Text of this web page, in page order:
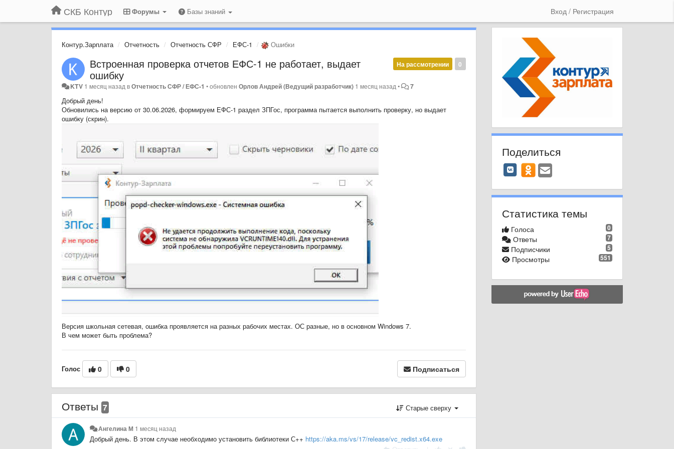
СКБ Контур Форумы Базы знаний Вход / Регистрация
Контур.Зарплата Отчетность Отчетность СФР ЕФС-1 Ошибки
0
На рассмотрении
Встроенная проверка отчетов ЕФС-1 не работает, выдает
ошибку
KTV 1 месяц назад вОтчетность СФР / ЕФС-1 •обновленОрлов Андрей (Ведущий разработчик) 1 месяц назад • 7
Добрый день!
Обновились на версию от 30.06.2026, формируем ЕФС-1 раздел ЗПГос, программа пытается выполнить проверку, но выдает
ошибку (скрин).
Версия школьная сетевая, ошибка проявляется на разных рабочих местах. ОС разные, но в основном Windows 7.
В чем может быть проблема?
Голос 0 0 Подписаться
Ответы 7 Старые сверху
Ангелина М 1 месяц назад
Добрый день. В этом случае необходимо установить библиотеки С++ https://aka.ms/vs/17/release/vc_redist.x64.exe
Поделиться
Статистика темы
0
Голоса
7
Ответы
5
Подписчики
551
Просмотры